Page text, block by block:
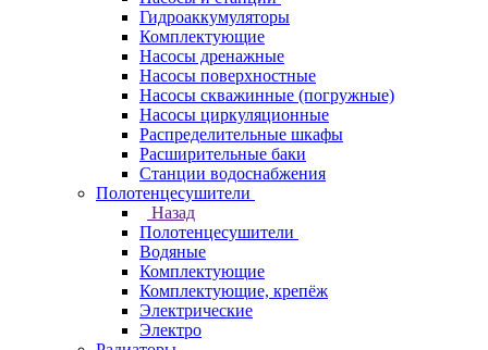
Гидроаккумуляторы
Комплектующие
Насосы дренажные
Насосы поверхностные
Насосы скважинные (погружные)
Насосы циркуляционные
Распределительные шкафы
Расширительные баки
Станции водоснабжения
Полотенцесушители
Назад
Полотенцесушители
Водяные
Комплектующие
Комплектующие, крепёж
Электрические
Электро